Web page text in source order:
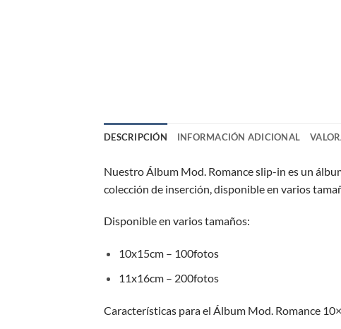
DESCRIPCIÓN INFORMACIÓN ADICIONAL
Nuestro Álbum Mod. Romance slip-in es un
colección de inserción, disponible en varios
Disponible en varios tamaños:
10x15cm – 100fotos
11x16cm – 200fotos
Características para el Álbum Mod. Romance